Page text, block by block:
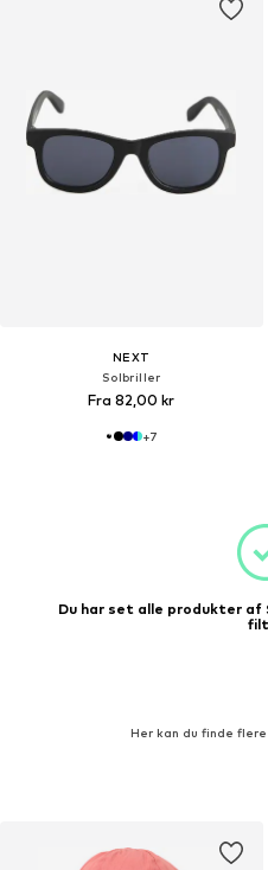
NEXT
Solbriller
Fra 82,00 kr
+7
Du har set alle produkter af
Her kan du finde